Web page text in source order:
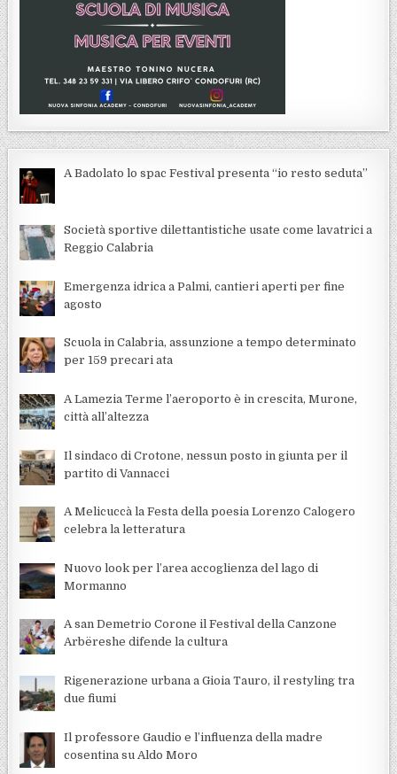
A Badolato lo spac Festival presenta “io resto seduta”
Società sportive dilettantistiche usate come lavatrici a
Reggio Calabria
Emergenza idrica a Palmi, cantieri aperti per fine
agosto
Scuola in Calabria, assunzione a tempo determinato
per 159 precari ata
A Lamezia Terme l’aeroporto è in crescita, Murone,
città all’altezza
Il sindaco di Crotone, nessun posto in giunta per il
partito di Vannacci
A Melicuccà la Festa della poesia Lorenzo Calogero
celebra la letteratura
Nuovo look per l’area accoglienza del lago di
Mormanno
A san Demetrio Corone il Festival della Canzone
Arbëreshe difende la cultura
Rigenerazione urbana a Gioia Tauro, il restyling tra
due fiumi
Il professore Gaudio e l’influenza della madre
cosentina su Aldo Moro